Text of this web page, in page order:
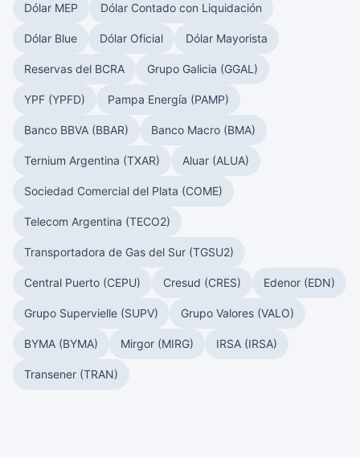
Dólar MEP Dólar Contado con Liquidación
Dólar Blue Dólar Oficial Dólar Mayorista
Reservas del BCRA Grupo Galicia (GGAL)
YPF (YPFD) Pampa Energía (PAMP)
Banco BBVA (BBAR) Banco Macro (BMA)
Ternium Argentina (TXAR) Aluar (ALUA)
Sociedad Comercial del Plata (COME)
Telecom Argentina (TECO2)
Transportadora de Gas del Sur (TGSU2)
Central Puerto (CEPU) Cresud (CRES) Edenor (EDN)
Grupo Supervielle (SUPV) Grupo Valores (VALO)
BYMA (BYMA) Mirgor (MIRG) IRSA (IRSA)
Transener (TRAN)